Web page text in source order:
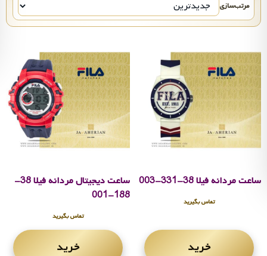
مرتب‌سازی
ساعت مردانه فیلا 38-331-003
تماس بگیرید
خرید
ساعت دیجیتال مردانه فیلا 38-
188-001
تماس بگیرید
خرید